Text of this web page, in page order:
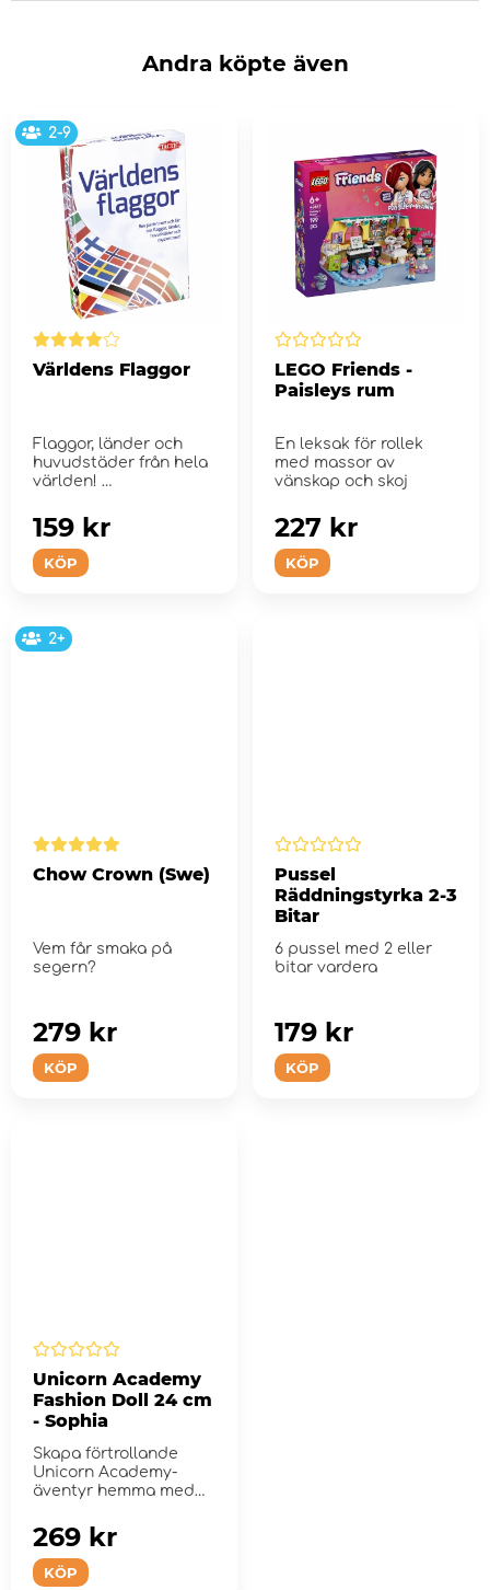
Andra köpte även
2-9
Världens Flaggor
Flaggor, länder och
huvudstäder från hela
världen!
KÖP
159 kr
LEGO Friends -
Paisleys rum
En leksak för rollek
med massor av
vänskap och skoj
KÖP
227 kr
2+
Chow Crown (Swe)
Vem får smaka på
segern?
KÖP
279 kr
Pussel
Räddningstyrka 2-3
Bitar
6 pussel med 2 eller
bitar vardera
KÖP
179 kr
Unicorn Academy
Fashion Doll 24 cm
- Sophia
Skapa förtrollande
Unicorn Academy-
äventyr hemma med
KÖP
269 kr